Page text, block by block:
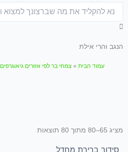
הנגב והרי אילת
עמוד הבית » צמחי בר לפי אזורים גיאוגרפים
מציג 65–80 מתוך 80 תוצאות